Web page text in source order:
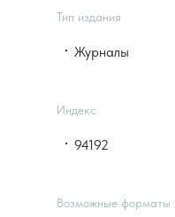
Тип издания
Журналы
Индекс
94192
Возможные форматы